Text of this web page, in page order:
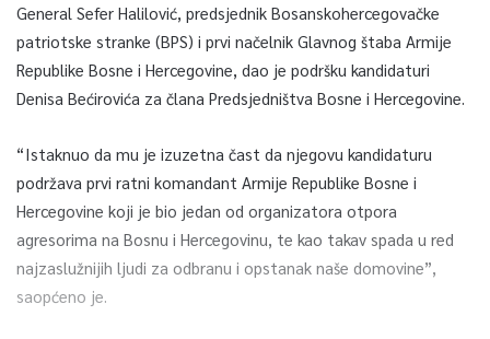
General Sefer Halilović, predsjednik Bosanskohercegovačke
patriotske stranke (BPS) i prvi načelnik Glavnog štaba Armije
Republike Bosne i Hercegovine, dao je podršku kandidaturi
Denisa Bećirovića za člana Predsjedništva Bosne i Hercegovine.
“Istaknuo da mu je izuzetna čast da njegovu kandidaturu
podržava prvi ratni komandant Armije Republike Bosne i
Hercegovine koji je bio jedan od organizatora otpora
agresorima na Bosnu i Hercegovinu, te kao takav spada u red
najzaslužnijih ljudi za odbranu i opstanak naše domovine”,
saopćeno je.